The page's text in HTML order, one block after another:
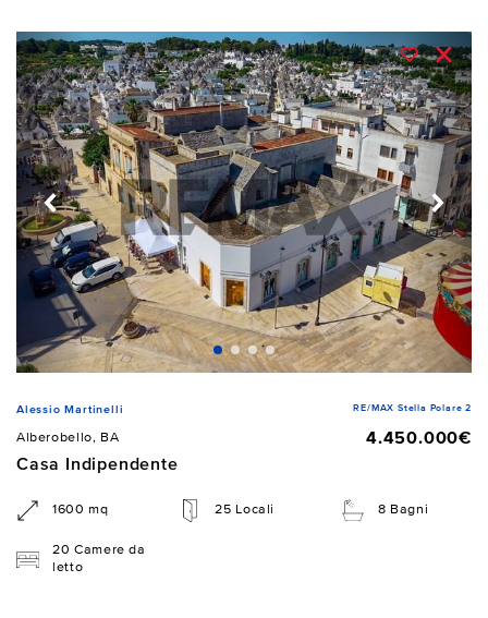
Alessio Martinelli RE/MAX Stella Polare 2
Alberobello, BA
4.450.000€
Casa Indipendente
1600 mq 25 Locali 8 Bagni
20 Camere da
letto